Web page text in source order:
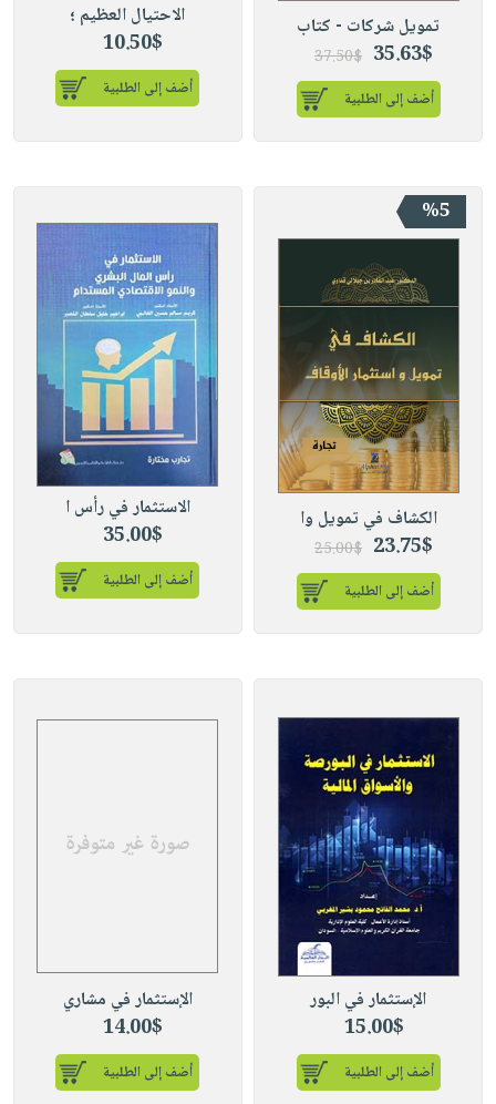
تمويل شركات - كتاب
35.63$
37.50$
أضف إلى الطلبية
الاحتيال العظيم ؛
10.50$
أضف إلى الطلبية
%5
الكشاف في تمويل وا
23.75$
25.00$
أضف إلى الطلبية
الاستثمار في رأس ا
35.00$
أضف إلى الطلبية
الإستثمار في البور
15.00$
أضف إلى الطلبية
الإستثمار في مشاري
14.00$
أضف إلى الطلبية